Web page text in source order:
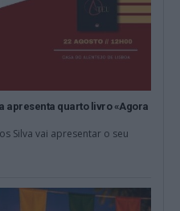
apresenta quarto livro «Agora
Silva vai apresentar o seu